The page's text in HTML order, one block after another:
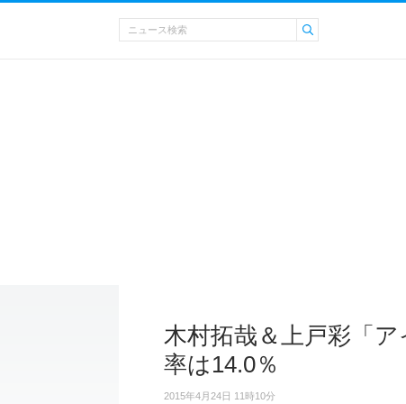
木村拓哉＆上戸彩「
率は14.0％
2015年4月24日 11時10分